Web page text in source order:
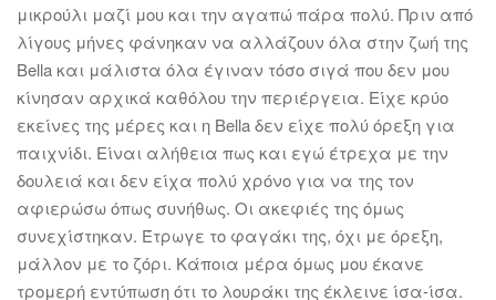
μικρούλι μαζί μου και την αγαπώ πάρα πολύ. Πριν από
λίγους μήνες φάνηκαν να αλλάζουν όλα στην ζωή της
Bella και μάλιστα όλα έγιναν τόσο σιγά που δεν μου
κίνησαν αρχικά καθόλου την περιέργεια. Είχε κρύο
εκείνες της μέρες και η Bella δεν είχε πολύ όρεξη για
παιχνίδι. Είναι αλήθεια πως και εγώ έτρεχα με την
δουλειά και δεν είχα πολύ χρόνο για να της τον
αφιερώσω όπως συνήθως. Οι ακεφιές της όμως
συνεχίστηκαν. Έτρωγε το φαγάκι της, όχι με όρεξη,
μάλλον με το ζόρι. Κάποια μέρα όμως μου έκανε
τρομερή εντύπωση ότι το λουράκι της έκλεινε ίσα-ίσα.